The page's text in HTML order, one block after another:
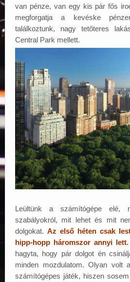
van pénze, van egy kis pár fős
megforgatja a kevéske
találkoztunk, nagy tetőteres
Central Park mellett.
Leültünk a számítógépe elé,
szabályokról, mit lehet és mit
dolgokat. Az első héten csak
hipp-hopp háromszor annyi lett.
hagyta, hogy pár dolgot én
minden mozdulatom. Olyan volt
számítógépes játék, hiszen